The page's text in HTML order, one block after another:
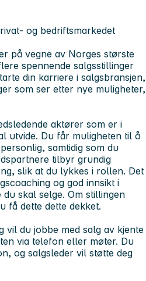
og bedriftsmarkedet
på vegne av Norges største
spennende salgsstillinger
din karriere i salgsbransjen,
som ser etter nye muligheter,
aktører som er i
utvide. Du får muligheten til å
samtidig som du
tilbyr grundig
slik at du lykkes i rollen. Det
og god innsikt i
skal selge. Om stillingen
få dette dette dekket.
du jobbe med salg av kjente
via telefon eller møter. Du
og salgsleder vil støtte deg